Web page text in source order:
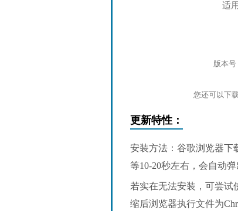
适
版本
您还可以下
更新特性：
安装方法：谷歌浏览器下
等10-20秒左右，会自动
若实在无法安装，可尝试
缩后浏览器执行文件为